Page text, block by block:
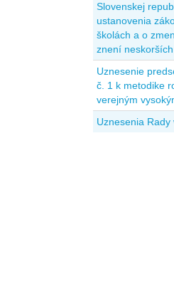
Slovenskej
ustanovenia
školách a o
znení
Uznesenie
č. 1 k metodike
verejným
Uznesenia